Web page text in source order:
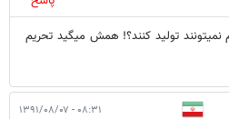
توليد كنند؟! همش ميگيد تحريم
۰۸:۳۱ - ۱۳۹۱/۰۸/۰۷